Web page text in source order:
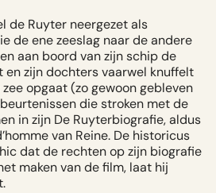
de Ruyter neergezet als
de ene zeeslag naar de andere
aan boord van zijn schip de
en zijn dochters vaarwel knuffelt
opgaat (zo gewoon gebleven
die stroken met de
in zijn De Ruyterbiografie, aldus
van Reine. De historicus
dat de rechten op zijn biografie
maken van de film, laat hij